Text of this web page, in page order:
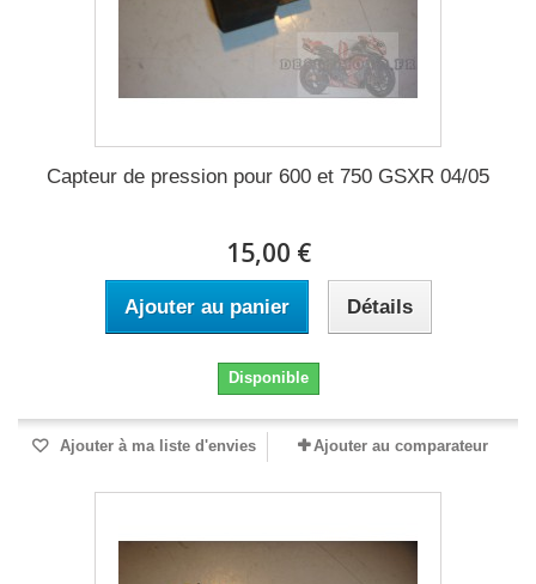
Capteur de pression pour 600 et 750 GSXR 04/05
15,00 €
Ajouter au panier Détails
Disponible
Ajouter à ma liste d'envies Ajouter au comparateur